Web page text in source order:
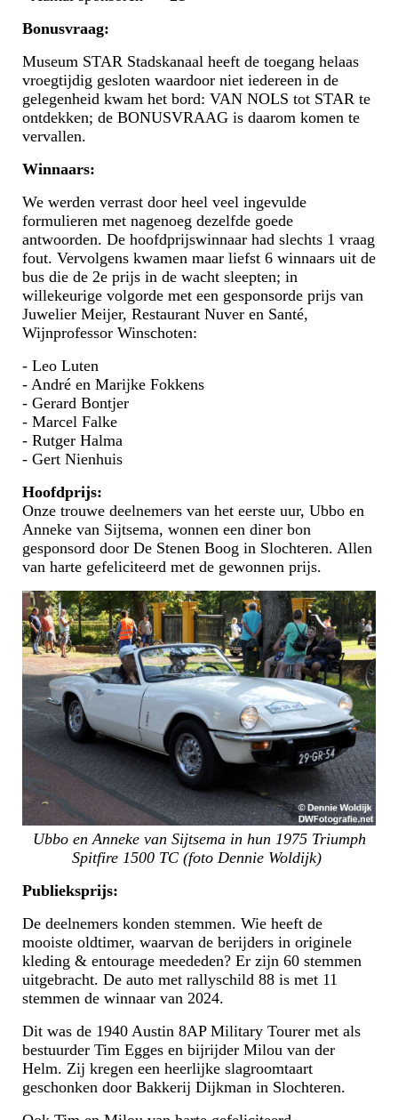
Bonusvraag:
Museum STAR Stadskanaal heeft de toegang helaas
vroegtijdig gesloten waardoor niet iedereen in de
gelegenheid kwam het bord: VAN NOLS tot STAR te
ontdekken; de BONUSVRAAG is daarom komen te
vervallen.
Winnaars:
We werden verrast door heel veel ingevulde
formulieren met nagenoeg dezelfde goede
antwoorden. De hoofdprijswinnaar had slechts 1 vraag
fout. Vervolgens kwamen maar liefst 6 winnaars uit de
bus die de 2e prijs in de wacht sleepten; in
willekeurige volgorde met een gesponsorde prijs van
Juwelier Meijer, Restaurant Nuver en Santé,
Wijnprofessor Winschoten:
- Leo Luten
- André en Marijke Fokkens
- Gerard Bontjer
- Marcel Falke
- Rutger Halma
- Gert Nienhuis
Hoofdprijs:
Onze trouwe deelnemers van het eerste uur, Ubbo en
Anneke van Sijtsema, wonnen een diner bon
gesponsord door De Stenen Boog in Slochteren. Allen
van harte gefeliciteerd met de gewonnen prijs.
Ubbo en Anneke van Sijtsema in hun 1975 Triumph
Spitfire 1500 TC (foto Dennie Woldijk)
Publieksprijs:
De deelnemers konden stemmen. Wie heeft de
mooiste oldtimer, waarvan de berijders in originele
kleding & entourage meededen? Er zijn 60 stemmen
uitgebracht. De auto met rallyschild 88 is met 11
stemmen de winnaar van 2024.
Dit was de 1940 Austin 8AP Military Tourer met als
bestuurder Tim Egges en bijrijder Milou van der
Helm. Zij kregen een heerlijke slagroomtaart
geschonken door Bakkerij Dijkman in Slochteren.